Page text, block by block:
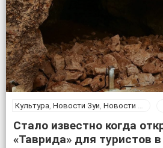
Культура, Новости Зуи, Новости Крыма
Стало известно когда
«Таврида» для туристов